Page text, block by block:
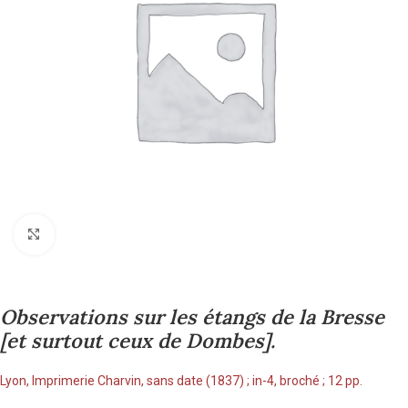
Observations sur les étangs de la Bresse
[et surtout ceux de Dombes].
Lyon, Imprimerie Charvin, sans date (1837) ; in-4, broché ; 12 pp.